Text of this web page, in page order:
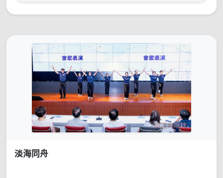
淡海同舟